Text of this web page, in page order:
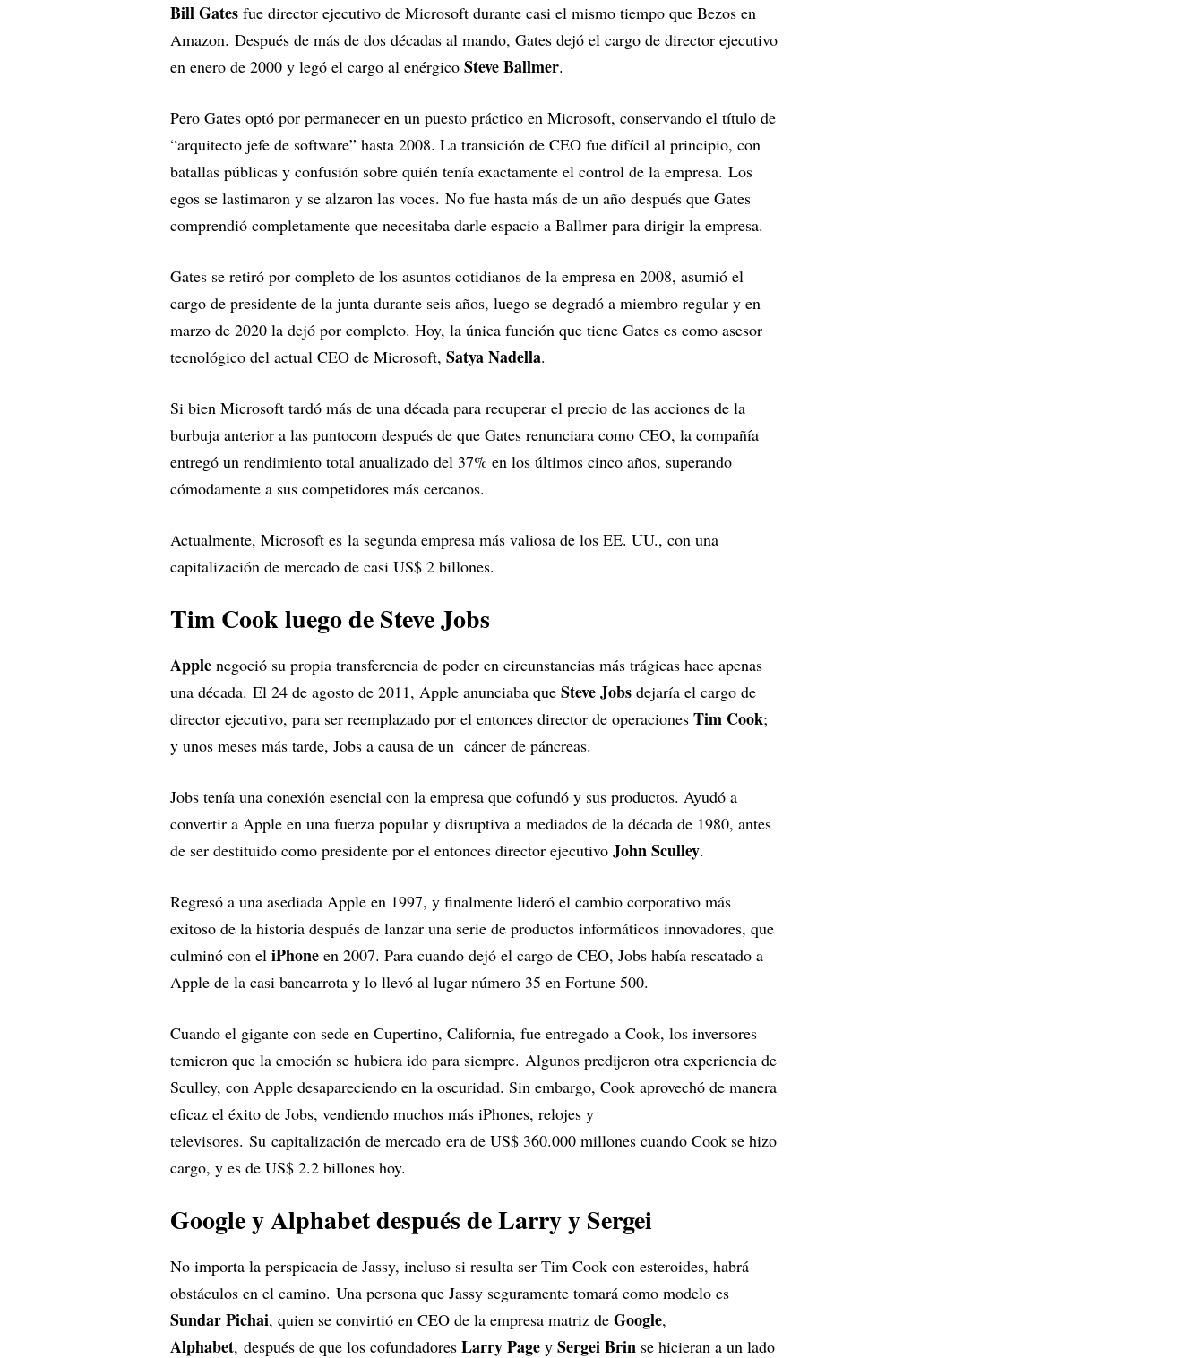
Bill Gates fue director ejecutivo de Microsoft durante casi el mismo tiempo que Bezos en
Amazon. Después de más de dos décadas al mando, Gates dejó el cargo de director ejecutivo
en enero de 2000 y legó el cargo al enérgico Steve Ballmer.
Pero Gates optó por permanecer en un puesto práctico en Microsoft, conservando el título de
“arquitecto jefe de software” hasta 2008. La transición de CEO fue difícil al principio, con
batallas públicas y confusión sobre quién tenía exactamente el control de la empresa. Los
egos se lastimaron y se alzaron las voces. No fue hasta más de un año después que Gates
comprendió completamente que necesitaba darle espacio a Ballmer para dirigir la empresa.
Gates se retiró por completo de los asuntos cotidianos de la empresa en 2008, asumió el
cargo de presidente de la junta durante seis años, luego se degradó a miembro regular y en
marzo de 2020 la dejó por completo. Hoy, la única función que tiene Gates es como asesor
tecnológico del actual CEO de Microsoft, Satya Nadella.
Si bien Microsoft tardó más de una década para recuperar el precio de las acciones de la
burbuja anterior a las puntocom después de que Gates renunciara como CEO, la compañía
entregó un rendimiento total anualizado del 37% en los últimos cinco años, superando
cómodamente a sus competidores más cercanos.
Actualmente, Microsoft es la segunda empresa más valiosa de los EE. UU., con una
capitalización de mercado de casi US$ 2 billones.
Tim Cook luego de Steve Jobs
Apple negoció su propia transferencia de poder en circunstancias más trágicas hace apenas
una década. El 24 de agosto de 2011, Apple anunciaba que Steve Jobs dejaría el cargo de
director ejecutivo, para ser reemplazado por el entonces director de operaciones Tim Cook;
y unos meses más tarde, Jobs a causa de un cáncer de páncreas.
Jobs tenía una conexión esencial con la empresa que cofundó y sus productos. Ayudó a
convertir a Apple en una fuerza popular y disruptiva a mediados de la década de 1980, antes
de ser destituido como presidente por el entonces director ejecutivo John Sculley.
Regresó a una asediada Apple en 1997, y finalmente lideró el cambio corporativo más
exitoso de la historia después de lanzar una serie de productos informáticos innovadores, que
culminó con el iPhone en 2007. Para cuando dejó el cargo de CEO, Jobs había rescatado a
Apple de la casi bancarrota y lo llevó al lugar número 35 en Fortune 500.
Cuando el gigante con sede en Cupertino, California, fue entregado a Cook, los inversores
temieron que la emoción se hubiera ido para siempre. Algunos predijeron otra experiencia de
Sculley, con Apple desapareciendo en la oscuridad. Sin embargo, Cook aprovechó de manera
eficaz el éxito de Jobs, vendiendo muchos más iPhones, relojes y
televisores. Su capitalización de mercado era de US$ 360.000 millones cuando Cook se hizo
cargo, y es de US$ 2.2 billones hoy.
Google y Alphabet después de Larry y Sergei
No importa la perspicacia de Jassy, incluso si resulta ser Tim Cook con esteroides, habrá
obstáculos en el camino. Una persona que Jassy seguramente tomará como modelo es
Sundar Pichai, quien se convirtió en CEO de la empresa matriz de Google,
Alphabet, después de que los cofundadores Larry Page y Sergei Brin se hicieran a un lado